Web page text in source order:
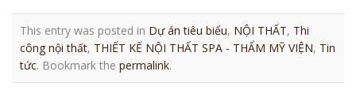
This entry was posted in Dự án tiêu biểu, NỘI THẤT, Thi
công nội thất, THIẾT KẾ NỘI THẤT SPA - THẨM MỸ VIỆN, Tin
tức. Bookmark the permalink.